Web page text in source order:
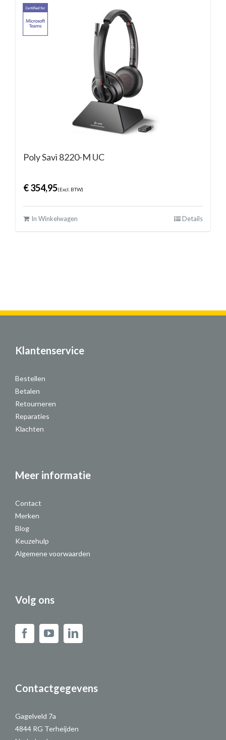
Poly Savi 8220-M UC
€354,95(Excl. BTW)
In Winkelwagen Details
Klantenservice
Bestellen
Betalen
Retourneren
Reparaties
Klachten
Meer informatie
Contact
Merken
Blog
Keuzehulp
Algemene voorwaarden
Volg ons
Contactgegevens
Gagelveld 7a
4844 RG Terheijden